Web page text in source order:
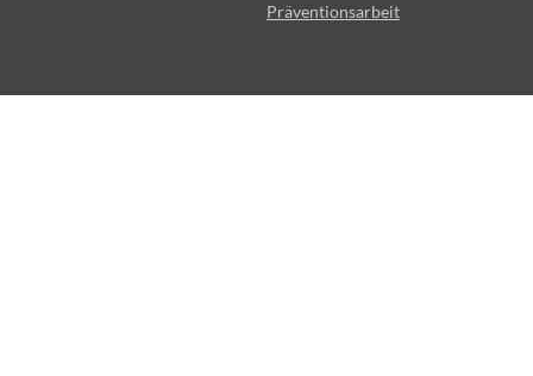
Präventionsarbeit